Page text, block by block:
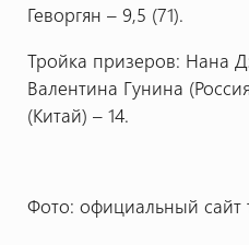
Геворгян – 9,5 (71).
Тройка призеров: Нана
Валентина Гунина
(Китай) – 14.
Фото: официальный сайт